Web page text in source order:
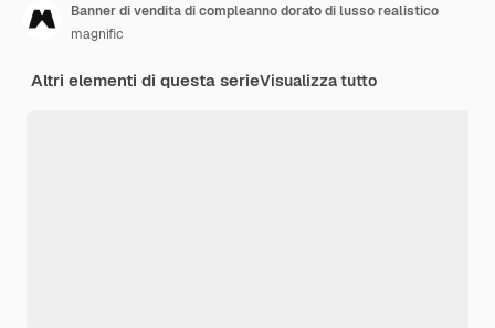
Banner di vendita di compleanno dorato di lusso realistico
magnific
Altri elementi di questa serieVisualizza tutto